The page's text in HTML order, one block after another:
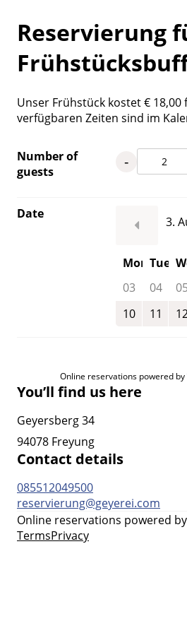
Reservierung
Unser Frühstück kostet € 18,00
verfügbaren Zeiten sind im
Number of
guests
-
Date
3.
Mon Tue
03
04
10
11
Online reservations powered by
You’ll find us here
Geyersberg 34
94078 Freyung
Contact details
085512049500
reservierung@geyerei.com
Online reservations powered by
TermsPrivacy